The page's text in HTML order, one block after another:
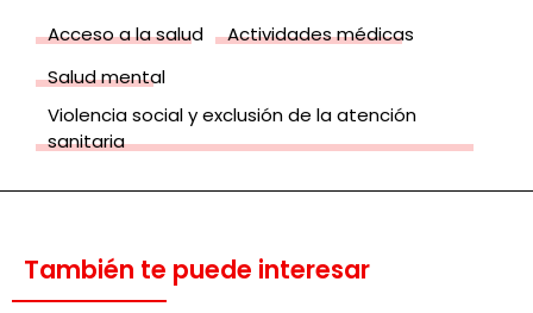
Acceso a la salud
Actividades médicas
Salud mental
Violencia social y exclusión de la atención
sanitaria
También te puede interesar